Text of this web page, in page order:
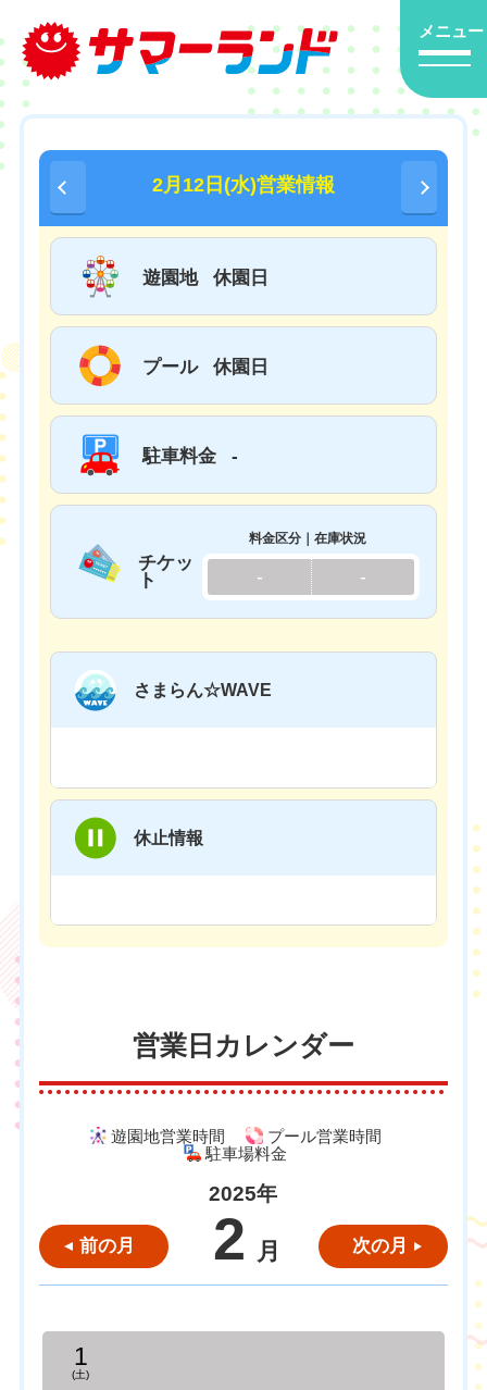
メニュー
2月12日(水)営業情報
遊園地 休園日
プール 休園日
駐車料金 -
チケッ
ト
料金区分｜在庫状況
- -
さまらん☆WAVE
休止情報
営業日カレンダー
遊園地営業時間
プール営業時間
駐車場料金
前の月
2025年
2 月 次の月
1
(土)